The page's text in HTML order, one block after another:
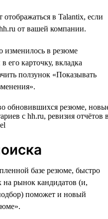
в Talantix, если
от вашей компании.
изменилось в резюме
его карточку, вкладка
ползунок «Показывать
базе резюме, быстро
рынок кандидатов (и,
поможет и новый